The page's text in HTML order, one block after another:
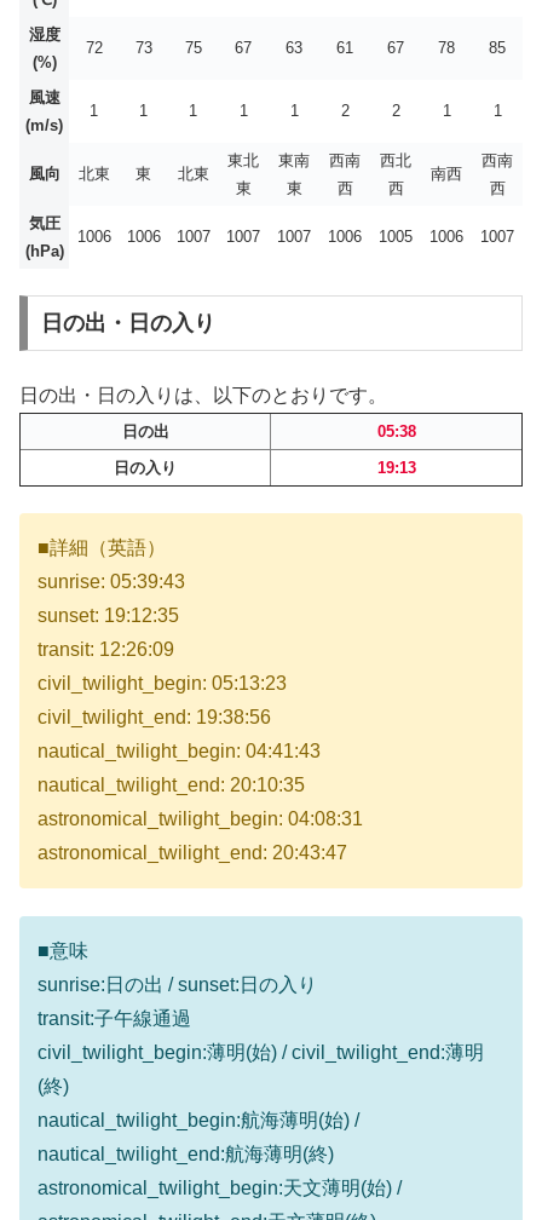
湿度
(%)
72 73 75 67 63 61 67 78 85
風速
(m/s)
1 1 1 1 1 2 2 1 1
風向 北東 東 北東
東北
東
東南
東
西南
西
西北
西
南西
西南
西
気圧
(hPa)
1006 1006 1007 1007 1007 1006 1005 1006 1007
日の出・日の入り
日の出・日の入りは、以下のとおりです。
日の出
05:38
日の入り
19:13
■詳細（英語）
sunrise: 05:39:43
sunset: 19:12:35
transit: 12:26:09
civil_twilight_begin: 05:13:23
civil_twilight_end: 19:38:56
nautical_twilight_begin: 04:41:43
nautical_twilight_end: 20:10:35
astronomical_twilight_begin: 04:08:31
astronomical_twilight_end: 20:43:47
■意味
sunrise:日の出 / sunset:日の入り
transit:子午線通過
civil_twilight_begin:薄明(始) / civil_twilight_end:薄明
(終)
nautical_twilight_begin:航海薄明(始) /
nautical_twilight_end:航海薄明(終)
astronomical_twilight_begin:天文薄明(始) /